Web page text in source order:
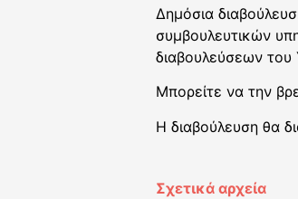
Δημόσια
συμβουλευτικών
διαβουλεύσεων
Μπορείτε να την
Η διαβούλευση θα
Σχετικά αρχεία